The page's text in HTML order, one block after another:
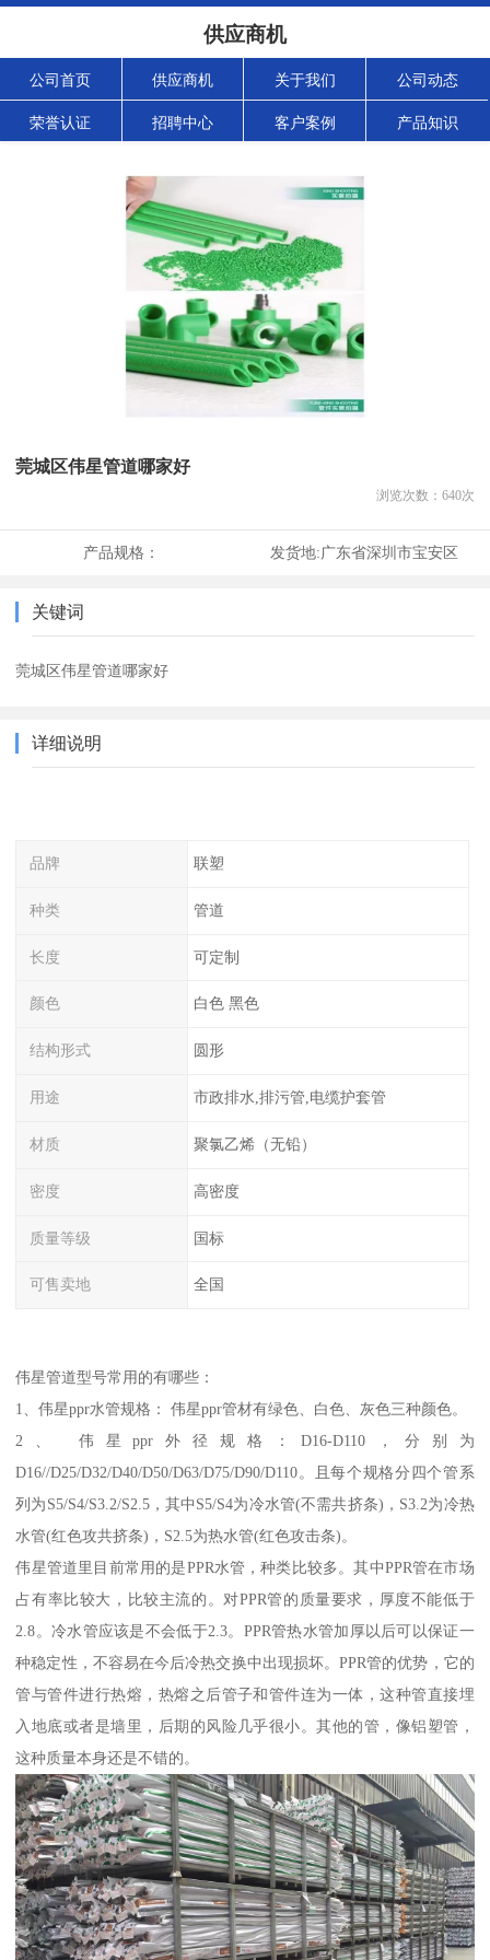
供应商机
公司首页 供应商机 关于我们 公司动态
荣誉认证 招聘中心 客户案例 产品知识
莞城区伟星管道哪家好
浏览次数： 640次
产品规格： 发货地:广东省深圳市宝安区
关键词
莞城区伟星管道哪家好
详细说明
品牌 联塑
种类 管道
长度 可定制
颜色 白色 黑色
结构形式 圆形
用途 市政排水,排污管,电缆护套管
材质 聚氯乙烯（无铅）
密度 高密度
质量等级 国标
可售卖地 全国
伟星管道型号常用的有哪些：
1、伟星ppr水管规格： 伟星ppr管材有绿色、白色、灰色三种颜色。
2、 伟星ppr外径规格：D16-D110，分别为
D16//D25/D32/D40/D50/D63/D75/D90/D110。且每个规格分四个管系
列为S5/S4/S3.2/S2.5，其中S5/S4为冷水管(不需共挤条)，S3.2为冷热
水管(红色攻共挤条)，S2.5为热水管(红色攻击条)。
伟星管道里目前常用的是PPR水管，种类比较多。其中PPR管在市场
占有率比较大，比较主流的。对PPR管的质量要求，厚度不能低于
2.8。冷水管应该是不会低于2.3。PPR管热水管加厚以后可以保证一
种稳定性，不容易在今后冷热交换中出现损坏。PPR管的优势，它的
管与管件进行热熔，热熔之后管子和管件连为一体，这种管直接埋
入地底或者是墙里，后期的风险几乎很小。其他的管，像铝塑管，
这种质量本身还是不错的。